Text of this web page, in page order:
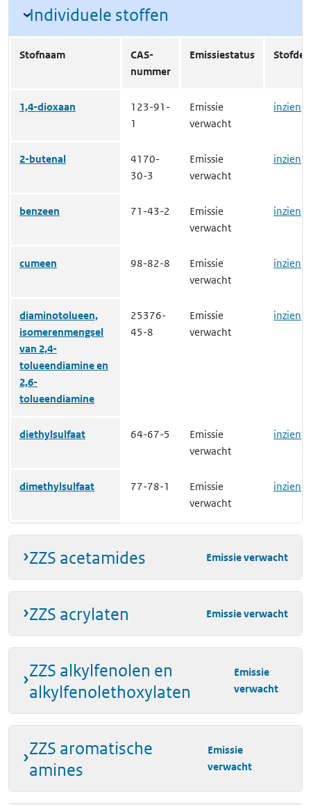
Individuele stoffen
Stofnaam
CAS-
nummer
Emissiestatus
1,4-dioxaan
123-91-
1
Emissie
verwacht
inzien
2-butenal
4170-
30-3
Emissie
verwacht
inzien
benzeen 71-43-2
Emissie
verwacht
inzien
cumeen 98-82-8
Emissie
verwacht
inzien
diaminotolueen,
isomerenmengsel
van 2,4-
tolueendiamine en
2,6-
tolueendiamine
25376-
45-8
Emissie
verwacht
inzien
diethylsulfaat 64-67-5
Emissie
verwacht
inzien
dimethylsulfaat 77-78-1
Emissie
verwacht
inzien
ethanal 75-07-0
Emissie
verwacht
inzien
ethyleenthioureum 96-45-7
Emissie
verwacht
inzien
isopreen 78-79-5
verwacht
inzien
koolmonoxide
630-08-
Emissie
verwacht
ZZS acetamides Emissie verwacht
ZZS acrylaten Emissie verwacht
ZZS alkylfenolen en
alkylfenolethoxylaten
Emissie
verwacht
ZZS aromatische
amines
Emissie
verwacht